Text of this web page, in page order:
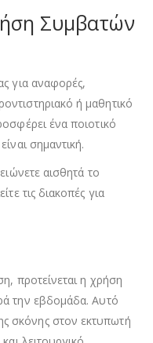
Συμβατών
για αναφορές,
ή μαθητικό
ένα ποιοτικό
σημαντική.
αισθητά το
τις διακοπές για
προτείνεται η χρήση
την εβδομάδα. Αυτό
σκόνης στον εκτυπωτή